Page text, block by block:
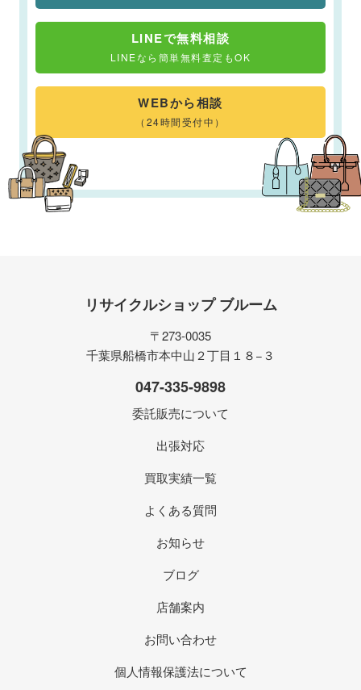
LINEで無料相談
LINEなら簡単無料査定もOK
WEBから相談
（24時間受付中）
リサイクルショップ ブルーム
〒273-0035
千葉県船橋市本中山２丁目１８−３
047-335-9898
委託販売について
出張対応
買取実績一覧
よくある質問
お知らせ
ブログ
店舗案内
お問い合わせ
個人情報保護法について